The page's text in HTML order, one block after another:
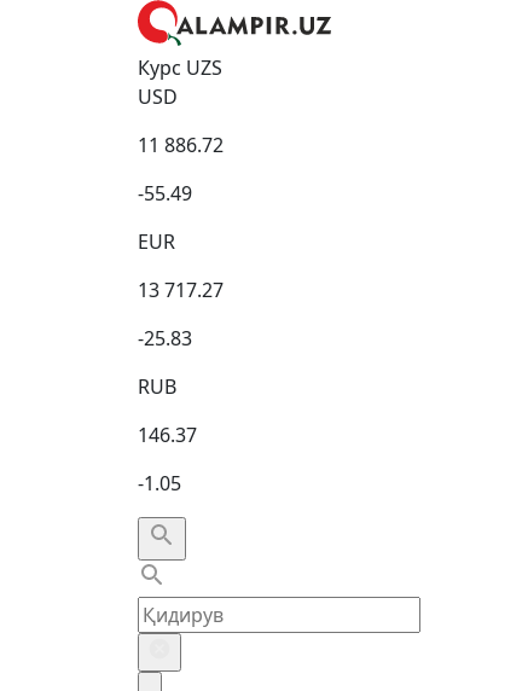
Курс UZS
USD
11 886.72
-55.49
EUR
13 717.27
-25.83
RUB
146.37
-1.05